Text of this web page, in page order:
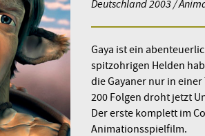
Deutschland 2003 /
Gaya ist ein
spitzohrigen Helden
die Gayaner nur in einer
200 Folgen droht jetzt
Der erste komplett im
Animationsspielfilm.